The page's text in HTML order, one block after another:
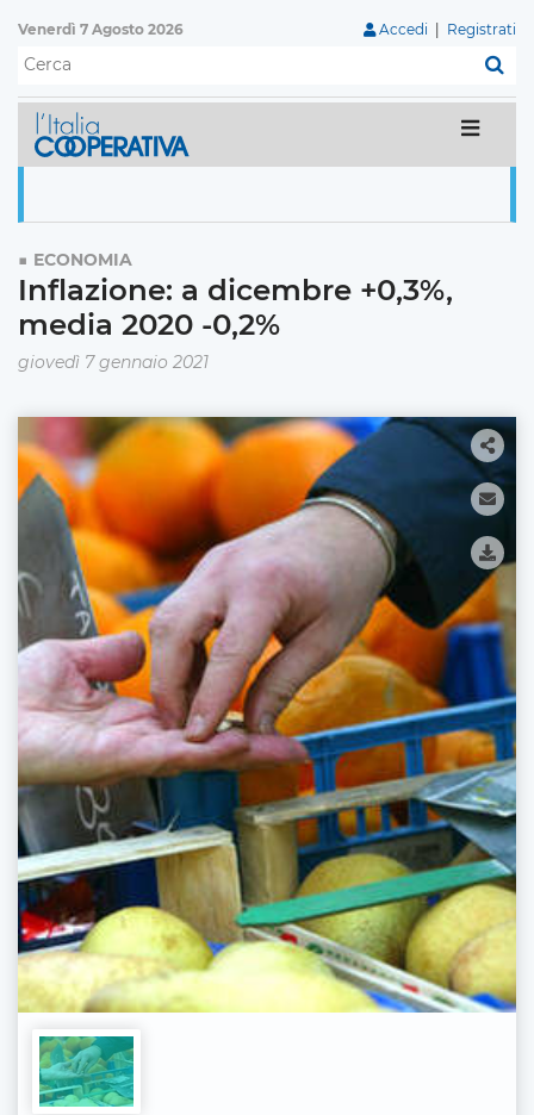
Venerdì 7 Agosto 2026 Accedi Registrati
ECONOMIA
Inflazione: a dicembre +0,3%,
media 2020 -0,2%
giovedì 7 gennaio 2021